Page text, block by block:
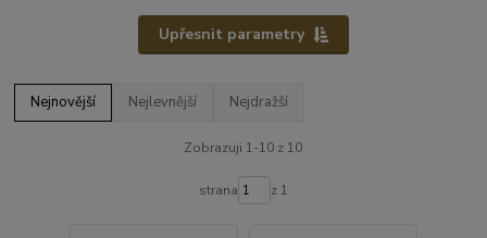
Upřesnit parametry
Nejnovější Nejlevnější Nejdražší
Zobrazuji 1-10 z 10
strana z 1